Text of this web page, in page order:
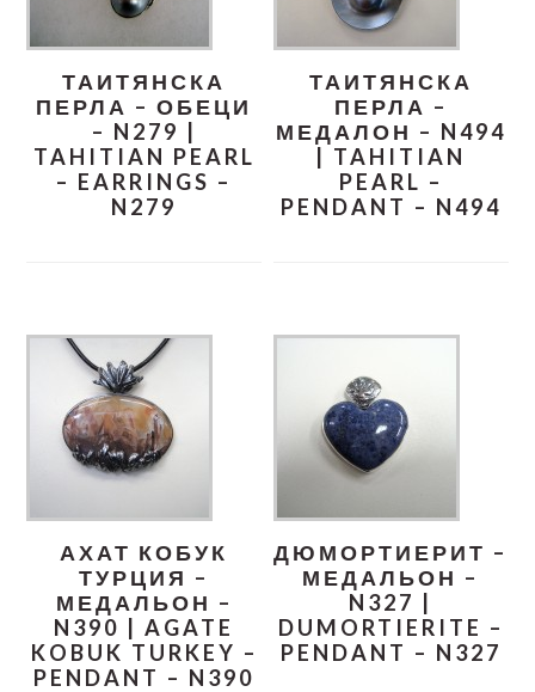
ТАИТЯНСКА
ПЕРЛА – ОБЕЦИ
– N279 |
TAHITIAN PEARL
– EARRINGS –
N279
ТАИТЯНСКА
ПЕРЛА –
МЕДАЛОН – N494
| TAHITIAN
PEARL –
PENDANT – N494
АХАТ КОБУК
ТУРЦИЯ –
МЕДАЛЬОН –
N390 | AGATE
KOBUK TURKEY –
PENDANT – N390
ДЮМОРТИЕРИТ –
МЕДАЛЬОН –
N327 |
DUMORTIERITE –
PENDANT – N327